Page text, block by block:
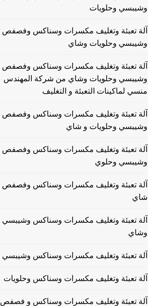
وشيبسي وحلويات
آلة تعبئة وتغليف مكسرات وسناكس وفصفص
وشيبسي وحلويات وشاي
آلة تعبئة وتغليف مكسرات وسناكس وفصفص
وشيبسي وحلويات وشاي من شركة المهندس
منسي لماكينات التعبئة و التغليف
آلة تعبئة وتغليف مكسرات وسناكس وفصفص
وشيبسي وحلويات و شاي
آلة تعبئة وتغليف مكسرات وسناكس وفصفص
وشيبسي وحلوي
آلة تعبئة وتغليف مكسرات وسناكس وفصفص
شاي
آلة تعبئة وتغليف مكسرات وسناكس وشيبسي
وشاي
آلة تعبئة وتغليف مكسرات وسناكس وشيبسي
آلة تعبئة وتغليف مكسرات وسناكس وحلويات
آلة تعبئة وتغليف مكسرات وسناكس و فصفص